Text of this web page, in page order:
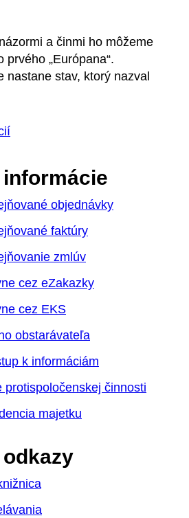
a činmi ho môžeme
„Európana“.
nastane stav, ktorý nazval
objednávky
faktúry
zmlúv
cez eZakazky
cez EKS
obstarávateľa
k informáciám
protispoločenskej činnosti
majetku